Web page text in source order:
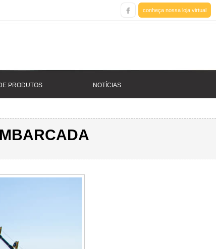
conheça nossa loja virtual
PRODUTOS NOTÍCIAS